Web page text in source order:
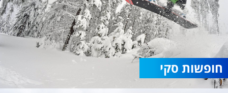
חופשות סקי